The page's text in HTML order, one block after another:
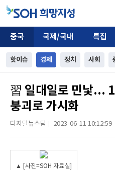
중국 국제/국내 특집
핫이슈 경제 정치 사회
習 일대일로 민낯...
붕괴로 가시화
디지털뉴스팀 2023-06-11 10:12:59
▲ [사진=SOH 자료실]